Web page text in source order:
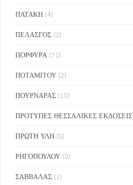
ΠΑΤΑΚΗ (4)
ΠΕΛΑΣΓΟΣ (2)
ΠΟΡΦΥΡΑ (71)
ΠΟΤΑΜΙΤΟΥ (2)
ΠΟΥΡΝΑΡΑΣ (10)
ΠΡΟΤΥΠΕΣ ΘΕΣΣΑΛΙΚΕΣ ΕΚΔΟΣΕΙΣ
ΠΡΩΤΗ ΥΛΗ (5)
ΡΗΓΟΠΟΥΛΟΥ (3)
ΣΑΒΒΑΛΑΣ (1)